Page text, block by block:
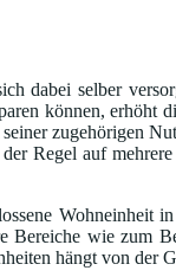
dabei selber
können, erhöht
zugehörigen
Regel auf mehrere
Wohneinheit
wie zum
hängt von der